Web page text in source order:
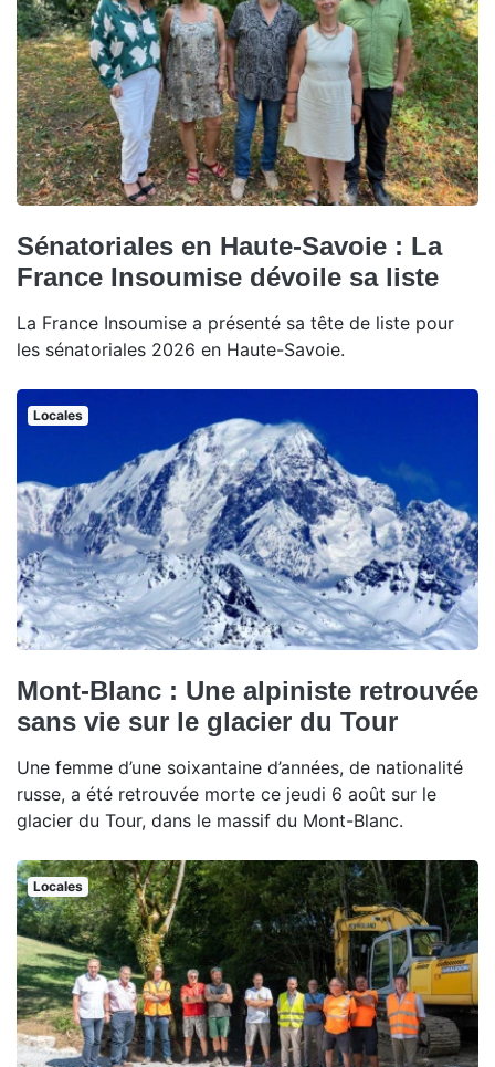
Sénatoriales en Haute-Savoie : La
France Insoumise dévoile sa liste
La France Insoumise a présenté sa tête de liste pour
les sénatoriales 2026 en Haute-Savoie.
Locales
Mont-Blanc : Une alpiniste retrouvée
sans vie sur le glacier du Tour
Une femme d’une soixantaine d’années, de nationalité
russe, a été retrouvée morte ce jeudi 6 août sur le
glacier du Tour, dans le massif du Mont-Blanc.
Locales